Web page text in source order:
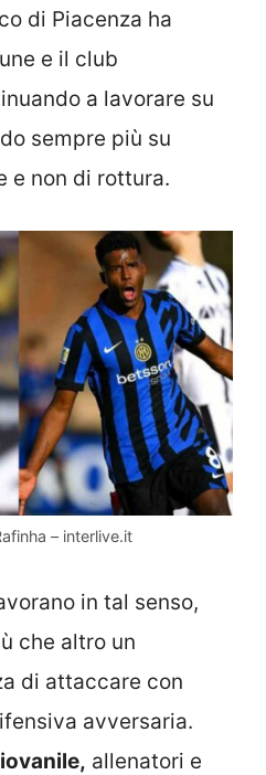
di Piacenza ha
e il club
a lavorare su
sempre più su
e non di rottura.
– interlive.it
in tal senso,
che altro un
di attaccare con
avversaria.
allenatori e